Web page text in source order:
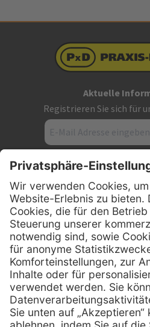
Aktuelle
Registrieren Sie sich für
PxD Praxis-
Hans-
D-49078
Telefon: 0800
Telefon:
E-Mail:info @